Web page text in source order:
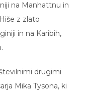
na Manhattnu in
z zlato
in na Karibih,
drugimi
Mika Tysona, ki